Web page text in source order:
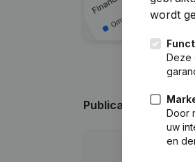
Publicaties van
wordt
Deze
Door
uw
en